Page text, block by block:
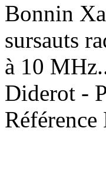
Bonnin
sursauts
à 10 MHz.
Diderot -